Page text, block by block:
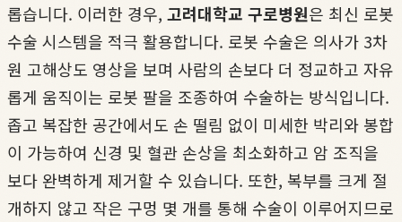
롭습니다. 이러한 경우, 고려대학교 구로병원은 최신 로봇
수술 시스템을 적극 활용합니다. 로봇 수술은 의사가 3차
원 고해상도 영상을 보며 사람의 손보다 더 정교하고 자유
롭게 움직이는 로봇 팔을 조종하여 수술하는 방식입니다.
좁고 복잡한 공간에서도 손 떨림 없이 미세한 박리와 봉합
이 가능하여 신경 및 혈관 손상을 최소화하고 암 조직을
보다 완벽하게 제거할 수 있습니다. 또한, 복부를 크게 절
개하지 않고 작은 구멍 몇 개를 통해 수술이 이루어지므로